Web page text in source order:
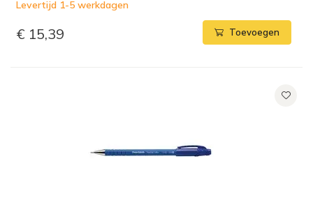
Levertijd 1-5 werkdagen
€ 15,39 Toevoegen